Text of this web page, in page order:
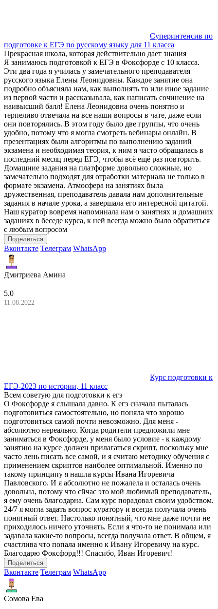
Суперинтенсив по
подготовке к ЕГЭ по русскому языку для 11 класса
Прекрасная школа, которая действительно дает знания
Я занимаюсь подготовкой к ЕГЭ в Фоксфорде с 10 класса.
Эти два года я училась у замечательного преподавателя
русского языка Елены Леонидовны. Каждое занятие она
подробно объясняла нам, как выполнять то или иное задание
из первой части и рассказывала, как написать сочинение на
наивысший балл! Елена Леонидовна очень понятно и
терпеливо отвечала на все наши вопросы в чате, даже если
они повторялись. В этом году было две группы, что очень
удобно, потому что я могла смотреть вебинары онлайн. В
презентациях были алгоритмы по выполнению заданий
экзамена и необходимая теория, к ним я часто обращалась в
последний месяц перед ЕГЭ, чтобы всё ещё раз повторить.
Домашние задания на платформе довольно сложные, но
замечательно подходят для отработки материала не только в
формате экзамена. Атмосфера на занятиях была
дружественная, преподаватель давала нам дополнительные
задания в начале урока, а завершала его интересной цитатой.
Наш куратор вовремя напоминала нам о занятиях и домашних
заданиях в беседе курса, к ней всегда можно было обратиться
с любым вопросом
Поделиться
Вконтакте Телеграм WhatsApp
Дмитриева Амина
5.0
11.08.2022
Курс подготовки к
ЕГЭ-2023 по истории, 11 класс
Всем советую для подготовки к егэ
О Фоксфорде я слышала давно. К егэ сначала пыталась
подготовиться самостоятельно, но поняла что хорошо
подготовиться самой почти невозможно. Для меня -
абсолютно нереально. Когда родители предложили мне
заниматься в Фоксфорде, у меня было условие - к каждому
занятию на курсе должен прилагаться скрипт, поскольку мне
часто лень писать все самой, и я считаю методику обучения с
применением скриптов наиболее оптимальной. Именно по
такому принципу я нашла курсы Ивана Игоревича
Павловского. И я абсолютно не пожалела и осталась очень
довольна, потому что сйчас это мой любимый преподаватель,
я ему очень благодарна. Сам курс порадовал своим удобством.
24/7 я могла задать вопрос куратору и всегда получала очень
понятный ответ. Настолько понятный, что мне даже почти не
приходилось ничего уточнять. Если я что-то не понимала или
задавала какие-то вопросы, всегда получала ответ. В общем, я
счастлива что попала именно к Ивану Игоревичу на курс.
Благодарю Фоксфорд!!! Спасибо, Иван Игоревич!
Поделиться
Вконтакте Телеграм WhatsApp
Сомова Ева